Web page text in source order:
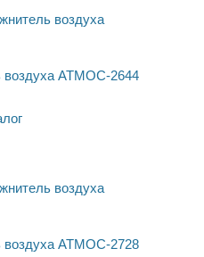
воздуха АТМОС-2644
воздуха АТМОС-2728